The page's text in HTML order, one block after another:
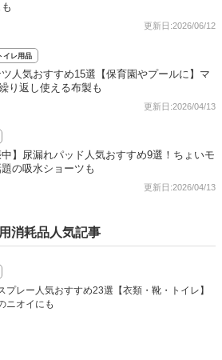
更新日:2026/06/12
イレ用品
人気おすすめ15選【保育園やプールに】マ
り返し使える布製も
更新日:2026/04/13
中】尿漏れパッド人気おすすめ9選！ちょいモ
の吸水ショーツも
更新日:2026/04/13
消耗品人気記事
プレー人気おすすめ23選【衣類・靴・トイレ】
ニオイにも